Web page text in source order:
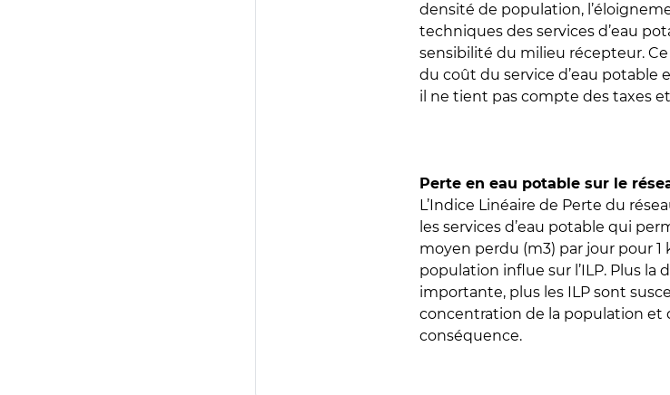
densité de population,
techniques des services d’eau
sensibilité du milieu récepteur.
du coût du service d’eau potable
il ne tient pas compte des taxes
Perte en eau potable sur le
L’Indice Linéaire de Perte du
les services d’eau potable qui
moyen perdu (m3) par jour pour
population influe sur l’ILP. Plus
importante, plus les ILP sont
concentration de la population et
conséquence.